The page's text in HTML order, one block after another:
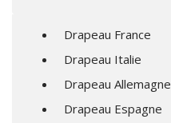
Drapeau France
Drapeau Italie
Drapeau Allemagne
Drapeau Espagne